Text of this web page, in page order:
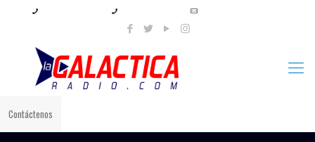
Contáctenos